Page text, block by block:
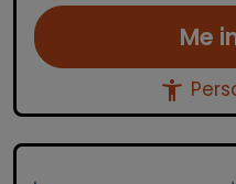
Me
accessibility_new